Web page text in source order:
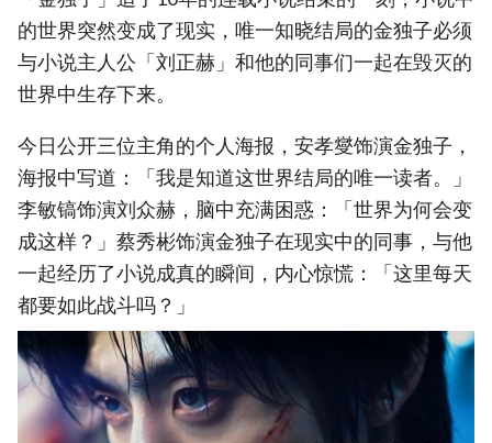
的世界突然变成了现实，唯一知晓结局的金独子必须
与小说主人公「刘正赫」和他的同事们一起在毁灭的
世界中生存下来。
今日公开三位主角的个人海报，安孝燮饰演金独子，
海报中写道：「我是知道这世界结局的唯一读者。」
李敏镐饰演刘众赫，脑中充满困惑：「世界为何会变
成这样？」蔡秀彬饰演金独子在现实中的同事，与他
一起经历了小说成真的瞬间，内心惊慌：「这里每天
都要如此战斗吗？」